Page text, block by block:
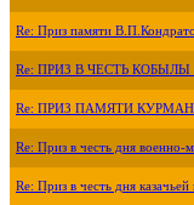
Re: Приз памяти
Re: ПРИЗ В ЧЕСТЬ
Re: ПРИЗ ПАМЯТИ
Re: Приз в честь дня военно-
Re: Приз в честь дня